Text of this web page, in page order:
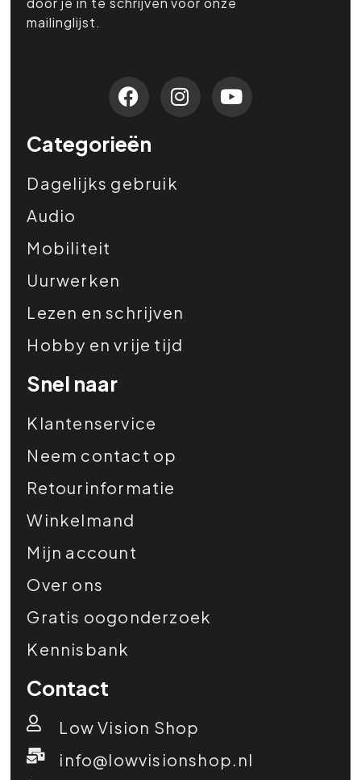
mailinglijst.
Categorieën
Dagelijks gebruik
Audio
Mobiliteit
Uurwerken
Lezen en schrijven
Hobby en vrije tijd
Snel naar
Klantenservice
Neem contact op
Retourinformatie
Winkelmand
Mijn account
Over ons
Gratis oogonderzoek
Kennisbank
Contact
Low Vision Shop
info@lowvisionshop.nl